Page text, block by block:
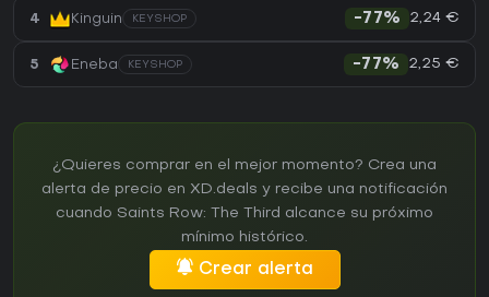
4 Kinguin KEYSHOP -77% 2,24 €
5 Eneba KEYSHOP -77% 2,25 €
¿Quieres comprar en el mejor momento? Crea una
alerta de precio en XD.deals y recibe una notificación
cuando Saints Row: The Third alcance su próximo
mínimo histórico.
Crear alerta